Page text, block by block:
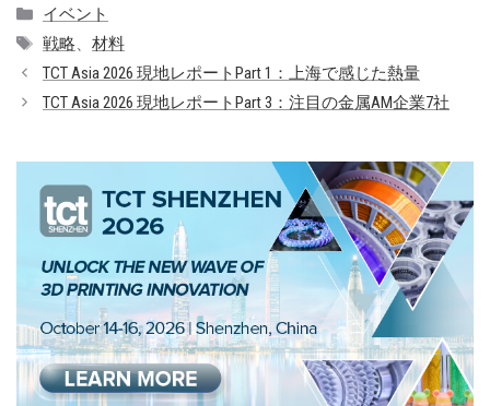
カ
テ
リ
ー
イベント
タ
グ
戦略、 材料
TCT Asia 2026 現地レポートPart 1：上海で感じた熱量
TCT Asia 2026 現地レポートPart 3：注目の金属AM企業7社